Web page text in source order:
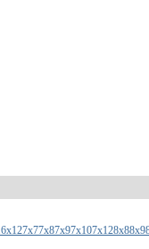
6х127х77х87х97х107х128х88х9